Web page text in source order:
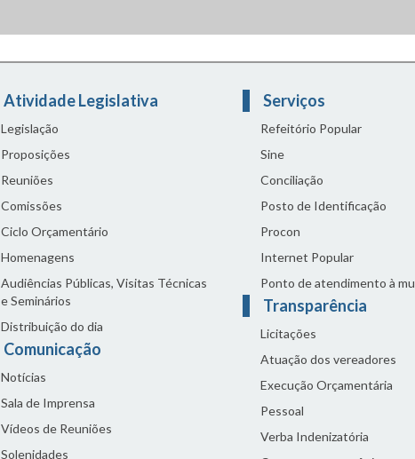
Atividade Legislativa
Legislação
Proposições
Reuniões
Comissões
Ciclo Orçamentário
Homenagens
Audiências Públicas, Visitas Técnicas
e Seminários
Distribuição do dia
Comunicação
Notícias
Sala de Imprensa
Vídeos de Reuniões
Solenidades
Serviços
Refeitório Popular
Sine
Conciliação
Posto de Identificação
Procon
Internet Popular
Ponto de atendimento à
Transparência
Licitações
Atuação dos vereadores
Execução Orçamentária
Pessoal
Verba Indenizatória